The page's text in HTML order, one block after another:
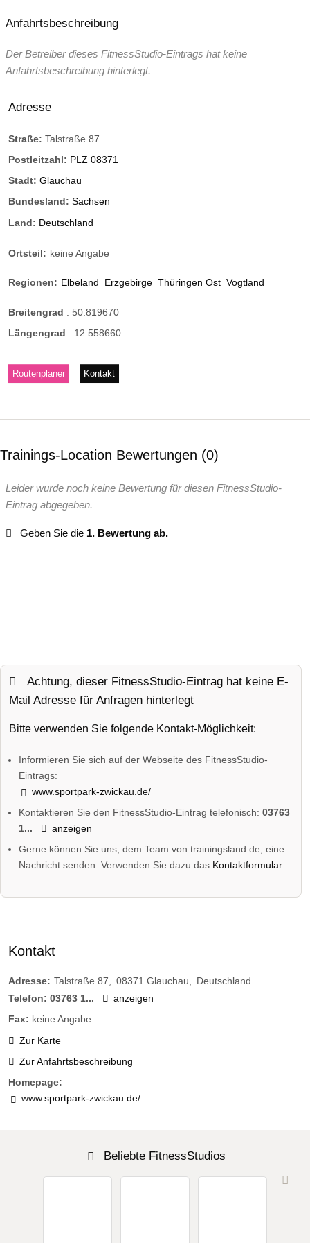
Anfahrtsbeschreibung
Der Betreiber dieses FitnessStudio-Eintrags hat keine
Anfahrtsbeschreibung hinterlegt.
Adresse
Straße: Talstraße 87
Postleitzahl: PLZ 08371
Stadt: Glauchau
Bundesland: Sachsen
Land: Deutschland
Ortsteil: keine Angabe
Regionen: Elbeland Erzgebirge Thüringen Ost Vogtland
Breitengrad : 50.819670
Längengrad : 12.558660
Routenplaner Kontakt
Trainings-Location Bewertungen 0
Leider wurde noch keine Bewertung für diesen FitnessStudio-
Eintrag abgegeben.
Geben Sie die 1. Bewertung ab.
Achtung, dieser FitnessStudio-Eintrag hat keine E-
Mail Adresse für Anfragen hinterlegt
Bitte verwenden Sie folgende Kontakt-Möglichkeit:
Informieren Sie sich auf der Webseite des FitnessStudio-
Eintrags:
www.sportpark-zwickau.de/
Kontaktieren Sie den FitnessStudio-Eintrag telefonisch:03763
1...
anzeigen
Gerne können Sie uns, dem Team von trainingsland.de, eine
Nachricht senden. Verwenden Sie dazu das Kontaktformular
Kontakt
Adresse: Talstraße 87 08371 Glauchau
Deutschland
Telefon: 03763 1...
anzeigen
Fax: keine Angabe
Zur Karte
Zur Anfahrtsbeschreibung
Homepage:
www.sportpark-zwickau.de/
Beliebte FitnessStudios